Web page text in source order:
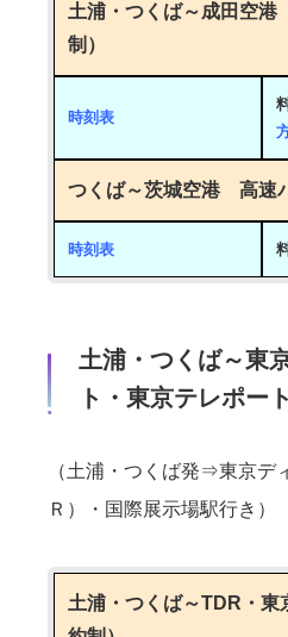
土浦・つくば～成田空
制）
時刻表
つくば～茨城空港 高速
時刻表
土浦・つくば～東
ト・東京テレポー
（土浦・つくば発⇒東京デ
Ｒ）・国際展示場駅行き）
土浦・つくば～TDR・東